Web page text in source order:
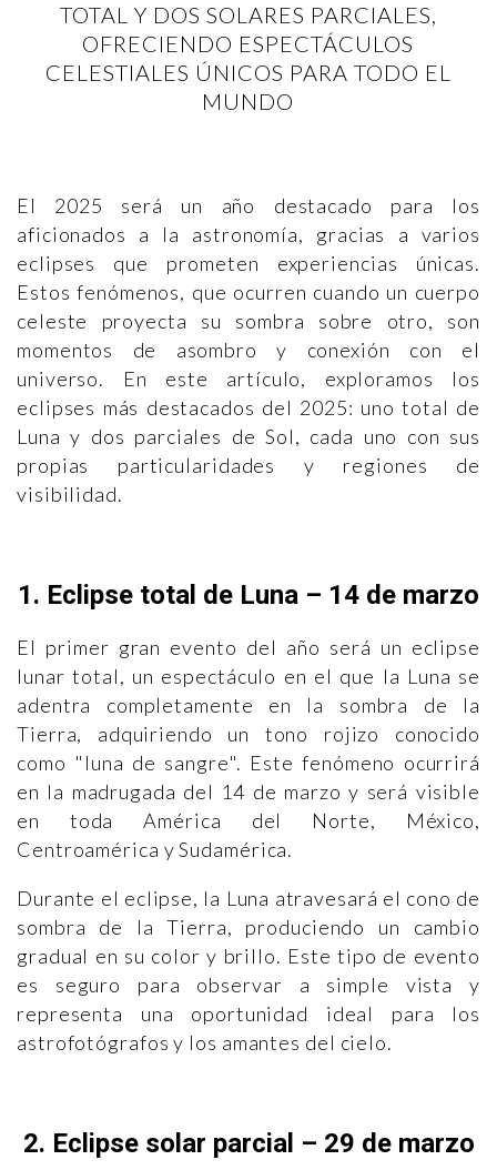
TOTAL Y DOS SOLARES PARCIALES,
OFRECIENDO ESPECTÁCULOS
CELESTIALES ÚNICOS PARA TODO EL
MUNDO
El 2025 será un año destacado para los
aficionados a la astronomía, gracias a varios
eclipses que prometen experiencias únicas.
Estos fenómenos, que ocurren cuando un cuerpo
celeste proyecta su sombra sobre otro, son
momentos de asombro y conexión con el
universo. En este artículo, exploramos los
eclipses más destacados del 2025: uno total de
Luna y dos parciales de Sol, cada uno con sus
propias particularidades y regiones de
visibilidad.
1. Eclipse total de Luna – 14 de marzo
El primer gran evento del año será un eclipse
lunar total, un espectáculo en el que la Luna se
adentra completamente en la sombra de la
Tierra, adquiriendo un tono rojizo conocido
como "luna de sangre". Este fenómeno ocurrirá
en la madrugada del 14 de marzo y será visible
en toda América del Norte, México,
Centroamérica y Sudamérica.
Durante el eclipse, la Luna atravesará el cono de
sombra de la Tierra, produciendo un cambio
gradual en su color y brillo. Este tipo de evento
es seguro para observar a simple vista y
representa una oportunidad ideal para los
astrofotógrafos y los amantes del cielo.
2. Eclipse solar parcial – 29 de marzo